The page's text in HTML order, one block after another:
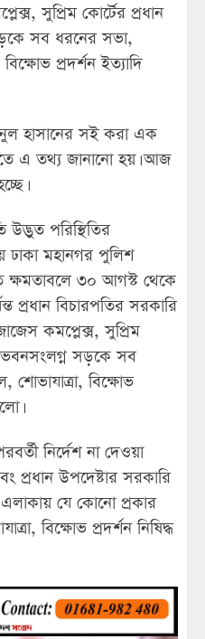
সুপ্রিম কোর্টের প্রধান
সব ধরনের সভা,
প্রদর্শন ইত্যাদি
হাসানের সই করা এক
এ তথ্য জানানো হয়। আজ
উদ্ভুত পরিস্থিতির
ঢাকা মহানগর পুলিশ
ক্ষমতাবলে ৩০ আগস্ট থেকে
প্রধান বিচারপতির সরকারি
কমপ্লেক্স, সুপ্রিম
সড়কে সব
শোভাযাত্রা, বিক্ষোভ
নির্দেশ না দেওয়া
প্রধান উপদেষ্টার সরকারি
যে কোনো প্রকার
বিক্ষোভ প্রদর্শন নিষিদ্ধ